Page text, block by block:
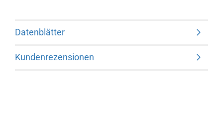
Datenblätter
Kundenrezensionen